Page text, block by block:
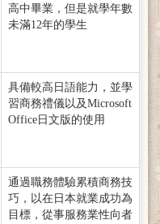
高中畢業，但是就學年數
未滿12年的學生
具備較高日語能力，並學
習商務禮儀以及Microsoft
Office日文版的使用
通過職務體驗累積商務技
巧，以在日本就業成功為
目標，從事服務業性向者